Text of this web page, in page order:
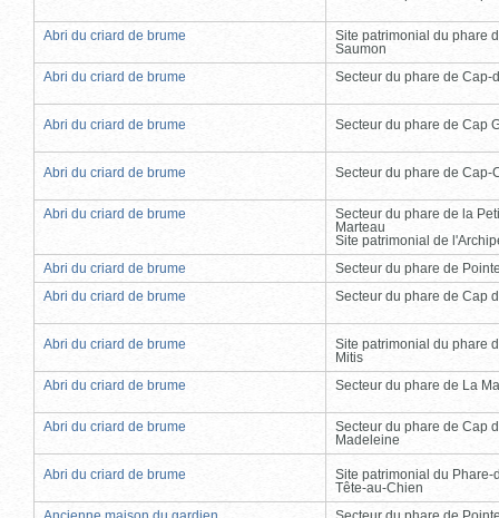
Abri du criard de brume
Site patrimonial du phare
Saumon
Abri du criard de brume
Secteur du phare de Cap-
Abri du criard de brume Secteur du phare de Cap
Abri du criard de brume Secteur du phare de Cap-
Abri du criard de brume
Secteur du phare de la
Marteau
Site patrimonial de
Abri du criard de brume
Secteur du phare de
Abri du criard de brume
Secteur du phare de Cap
Abri du criard de brume
Site patrimonial du phare
Mitis
Abri du criard de brume
Secteur du phare de La
Abri du criard de brume
Secteur du phare de Cap
Madeleine
Abri du criard de brume
Site patrimonial du Phare-
Tête-au-Chien